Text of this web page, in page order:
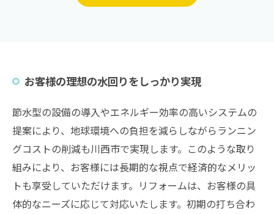
お客様の理想の水回りをしっかり実現
節水型の設備の導入やエネルギー効率の高いシステムの
提案により、地球環境への負担を減らしながらランニン
グコストの削減も川西市で実現します。このような取り
組みにより、お客様には長期的な視点で経済的なメリッ
トも享受していただけます。リフォームは、お客様の具
体的なニーズに応じて対応いたします。初期の打ち合わ